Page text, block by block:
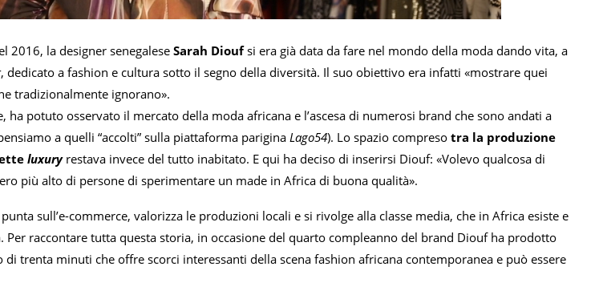
2016, la designer senegalese Sarah Dioufsi era già data da fare nel mondo della moda dando vita, a
, dedicato a fashion e cultura sotto il segno della diversità. Il suo obiettivo era infatti «mostrare quei
tradizionalmente ignorano».
potuto osservato il mercato della moda africana e l’ascesa di numerosi brand che sono andati a
a quelli “accolti” sulla piattaforma parigina Lago54). Lo spazio compreso tra la produzione
luxuryrestava invece del tutto inabitato. E qui ha deciso di inserirsi Diouf: «Volevo qualcosa di
più alto di persone di sperimentare un made in Africa di buona qualità».
sull’e-commerce, valorizza le produzioni locali e si rivolge alla classe media, che in Africa esiste e
Per raccontare tutta questa storia, in occasione del quarto compleanno del brand Diouf ha prodotto
trenta minuti che offre scorci interessanti della scena fashion africana contemporanea e può essere